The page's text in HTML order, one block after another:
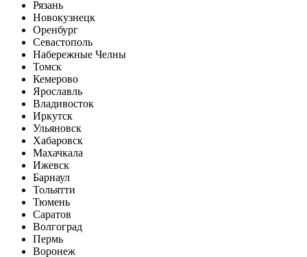
Рязань
Новокузнецк
Оренбург
Севастополь
Набережные Челны
Томск
Кемерово
Ярославль
Владивосток
Иркутск
Ульяновск
Хабаровск
Махачкала
Ижевск
Барнаул
Тольятти
Тюмень
Саратов
Волгоград
Пермь
Воронеж